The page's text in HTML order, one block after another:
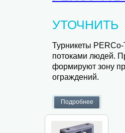
УТОЧНИТЬ
Турникеты
потоками людей.
формируют зону
ограждений.